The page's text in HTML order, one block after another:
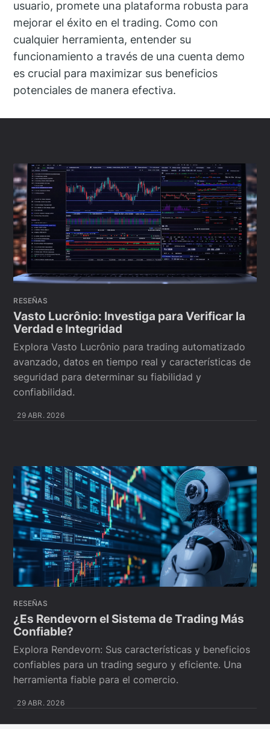
usuario, promete una plataforma robusta para
mejorar el éxito en el trading. Como con
cualquier herramienta, entender su
funcionamiento a través de una cuenta demo
es crucial para maximizar sus beneficios
potenciales de manera efectiva.
RESEÑAS
Vasto Lucrônio: Investiga para Verificar la
Verdad e Integridad
Explora Vasto Lucrônio para trading automatizado
avanzado, datos en tiempo real y características de
seguridad para determinar su fiabilidad y
confiabilidad.
29 ABR. 2026
RESEÑAS
¿Es Rendevorn el Sistema de Trading Más
Confiable?
Explora Rendevorn: Sus características y beneficios
confiables para un trading seguro y eficiente. Una
herramienta fiable para el comercio.
29 ABR. 2026